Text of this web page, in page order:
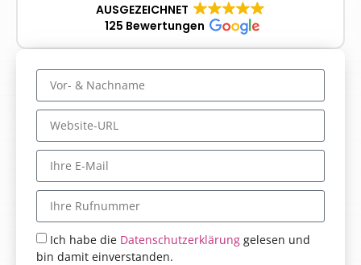
AUSGEZEICHNET
125 Bewertungen
Ich habe die Datenschutzerklärung gelesen und
bin damit einverstanden.